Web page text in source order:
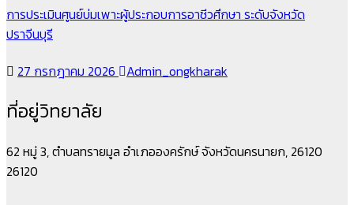
การประเมินศูนย์บ่มเพาะผู้ประกอบการอาชีวศึกษา ระดับจังหวัด
ปราจีนบุรี
27 กรกฎาคม 2026
Admin_ongkharak
ที่อยู่วิทยาลัย
62 หมู่ 3, ตำบลทรายมูล อำเภอองครักษ์ จังหวัดนครนายก, 26120
26120